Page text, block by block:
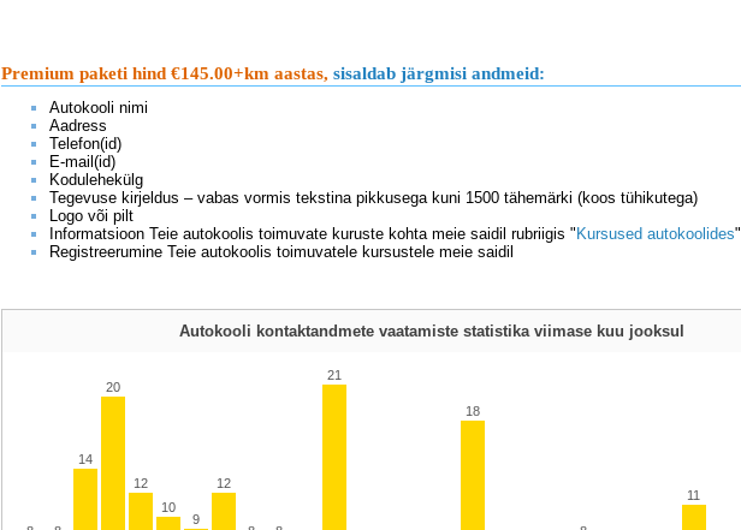
Premium paketi hind €145.00+km aastas, sisaldab järgmisi andmeid:
Autokooli nimi
Aadress
Telefon(id)
E-mail(id)
Kodulehekülg
Tegevuse kirjeldus – vabas vormis tekstina pikkusega kuni 1500 tähemärki (koos tühikutega)
Logo või pilt
Informatsioon Teie autokoolis toimuvate kuruste kohta meie saidil rubriigis " Kursused autokoolides"
Registreerumine Teie autokoolis toimuvatele kursustele meie saidil
Autokooli kontaktandmete vaatamiste statistika viimase kuu jooksul
14
20
12
10
9
12
21
18
11